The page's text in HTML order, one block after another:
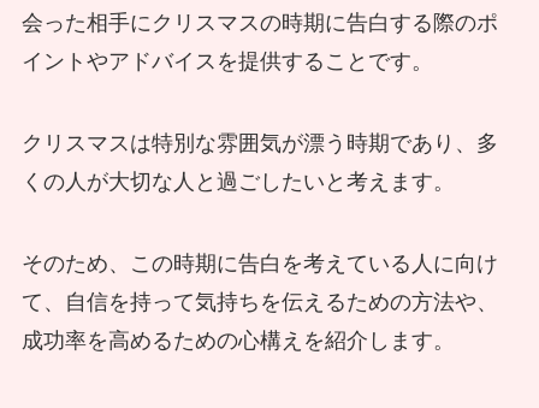
会った相手にクリスマスの時期に告白する際のポ
イントやアドバイスを提供することです。
クリスマスは特別な雰囲気が漂う時期であり、多
くの人が大切な人と過ごしたいと考えます。
そのため、この時期に告白を考えている人に向け
て、自信を持って気持ちを伝えるための方法や、
成功率を高めるための心構えを紹介します。